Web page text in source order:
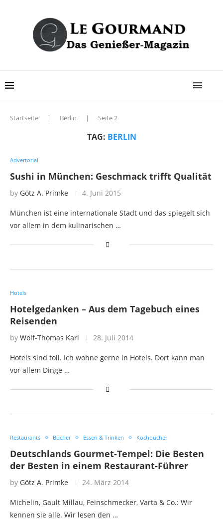
Startseite | Berlin | Seite 2
TAG: BERLIN
Advertorial
Sushi in München: Geschmack trifft Qualität
by Götz A. Primke 4. Juni 2015
München ist eine internationale Stadt und das spiegelt sich
vor allem in dem kulinarischen …
Hotels
Hotelgedanken – Aus dem Tagebuch eines
Reisenden
by Wolf-Thomas Karl 28. Juli 2014
Hotels sind toll. Ich wohne gerne in Hotels. Dort kann man
vor allem Dinge …
Restaurants Bücher Essen & Trinken Kochbücher
Deutschlands Gourmet-Tempel: Die Besten
der Besten in einem Restaurant-Führer
by Götz A. Primke 24. März 2014
Michelin, Gault Millau, Feinschmecker, Varta & Co.: Wir
kennen sie alle. Wir lesen den …